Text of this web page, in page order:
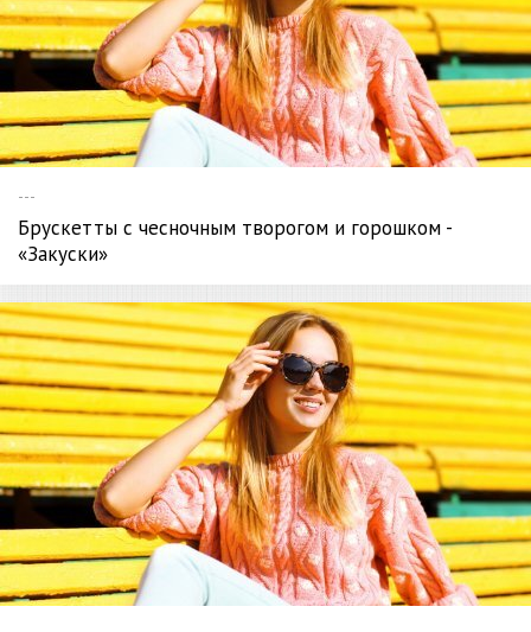
---
Брускетты с чесночным творогом и горошком -
«Закуски»